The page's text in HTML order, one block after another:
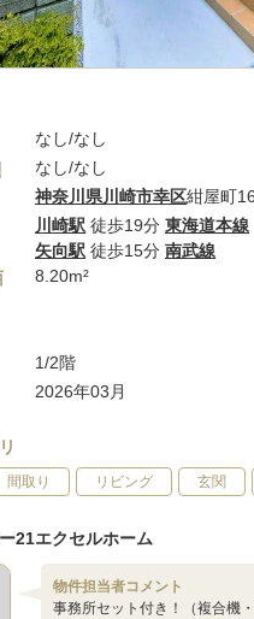
なし/なし
なし/なし
神奈川県川崎市幸区紺屋町
川崎駅 徒歩19分 東海道本線
矢向駅 徒歩15分 南武線
8.20m²
1/2階
2026年03月
間取り リビング 玄関
21エクセルホーム
物件担当者コメント
事務所セット付き！（複合機